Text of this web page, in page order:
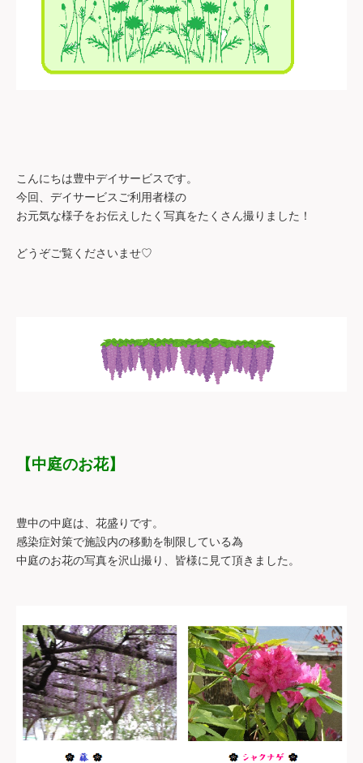
こんにちは豊中デイサービスです。
今回、デイサービスご利用者様の
お元気な様子をお伝えしたく写真をたくさん撮りました！
どうぞご覧くださいませ♡
【中庭のお花】
豊中の中庭は、花盛りです。
感染症対策で施設内の移動を制限している為
中庭のお花の写真を沢山撮り、皆様に見て頂きました。